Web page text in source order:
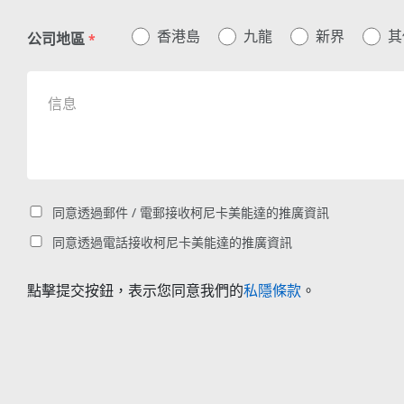
公司地區 * 香港島 九龍 新界
同意透過郵件 / 電郵接收柯尼卡美能達的推廣資訊
同意透過電話接收柯尼卡美能達的推廣資訊
點擊提交按鈕，表示您同意我們的私隱條款 。